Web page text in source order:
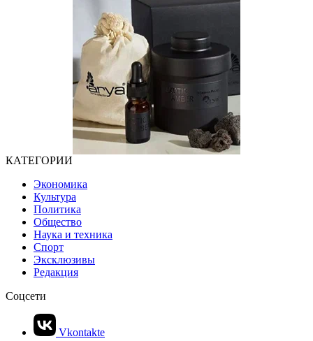
КАТЕГОРИИ
Экономика
Культура
Политика
Общество
Наука и техника
Спорт
Эксклюзивы
Редакция
Соцсети
Vkontakte